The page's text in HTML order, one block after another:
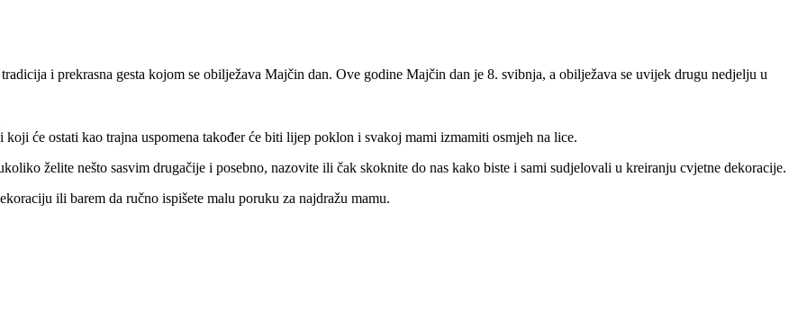
i prekrasna gesta kojom se obilježava Majčin dan. Ove godine Majčin dan je 8. svibnja, a obilježava se uvijek drugu nedjelju u
će ostati kao trajna uspomena također će biti lijep poklon i svakoj mami izmamiti osmjeh na lice.
želite nešto sasvim drugačije i posebno, nazovite ili čak skoknite do nas kako biste i sami sudjelovali u kreiranju cvjetne dekoracije.
ili barem da ručno ispišete malu poruku za najdražu mamu.